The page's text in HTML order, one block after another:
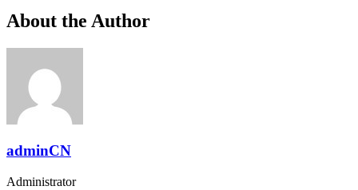
About the Author
adminCN
Administrator